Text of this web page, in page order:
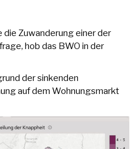
Zuwanderung einer der
hob das BWO in der
der sinkenden
auf dem Wohnungsmarkt